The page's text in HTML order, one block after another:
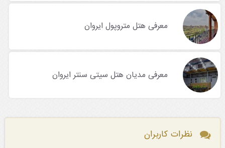
معرفی هتل متروپول ایروان
معرفی مدیان هتل سیتی سنتر ایروان
نظرات کاربران